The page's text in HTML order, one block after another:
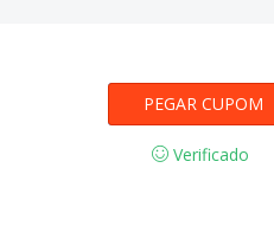
PINGAMER
PEGAR CUPOM
Verificado